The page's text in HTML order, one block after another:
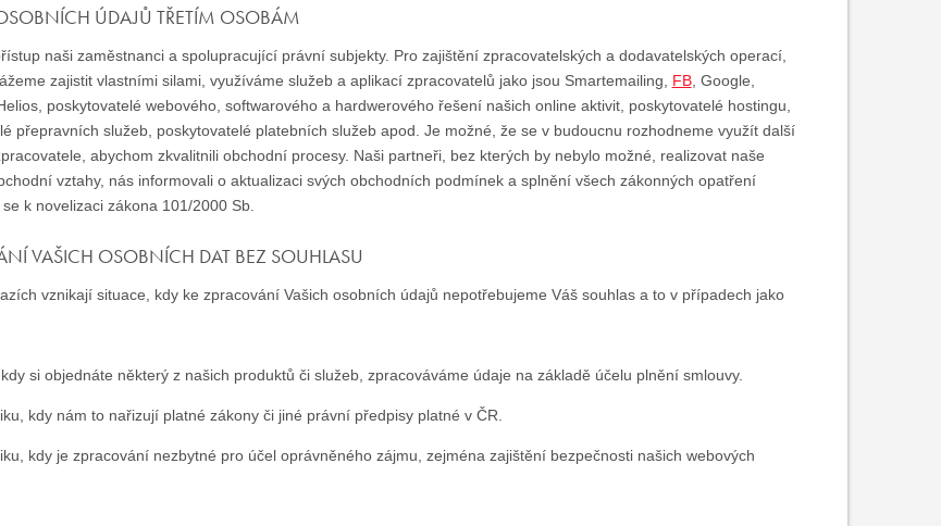
ÚDAJŮ TŘETÍM OSOBÁM
naši zaměstnanci a spolupracující právní subjekty. Pro zajištění zpracovatelských a dodavatelských operací,
zajistit vlastními silami, využíváme služeb a aplikací zpracovatelů jako jsou Smartemailing, FB, Google,
poskytovatelé webového, softwarového a hardwerového řešení našich online aktivit, poskytovatelé hostingu,
přepravních služeb, poskytovatelé platebních služeb apod. Je možné, že se v budoucnu rozhodneme využít další
abychom zkvalitnili obchodní procesy. Naši partneři, bez kterých by nebylo možné, realizovat naše
vztahy, nás informovali o aktualizaci svých obchodních podmínek a splnění všech zákonných opatření
k novelizaci zákona 101/2000 Sb.
VAŠICH OSOBNÍCH DAT BEZ SOUHLASU
vznikají situace, kdy ke zpracování Vašich osobních údajů nepotřebujeme Váš souhlas a to v případech jako
si objednáte některý z našich produktů či služeb, zpracováváme údaje na základě účelu plnění smlouvy.
kdy nám to nařizují platné zákony či jiné právní předpisy platné v ČR.
kdy je zpracování nezbytné pro účel oprávněného zájmu, zejména zajištění bezpečnosti našich webových